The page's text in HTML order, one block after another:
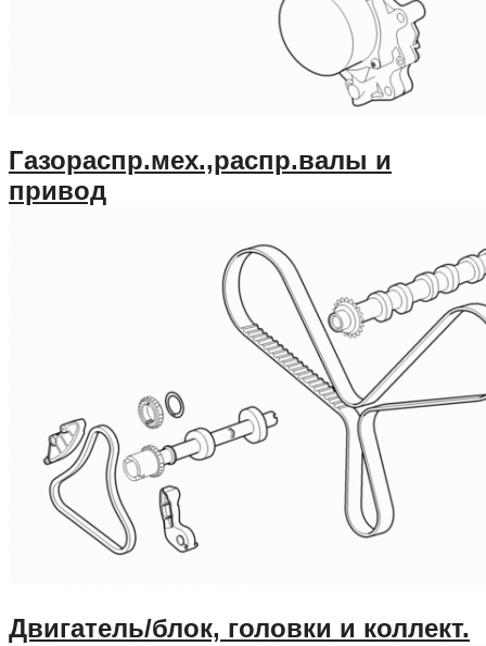
Газораспр.мех.,распр.валы и
привод
Двигатель/блок, головки и коллект.